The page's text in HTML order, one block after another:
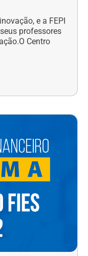
e a FEPI
professores
Centro